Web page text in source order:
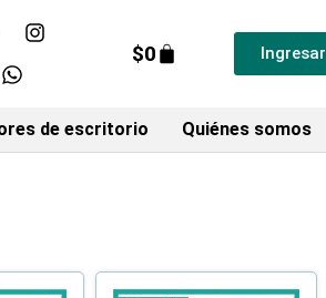
$0 Ingresar
de escritorio Quiénes somos